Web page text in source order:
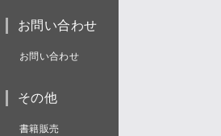
お問い合わせ
お問い合わせ
その他
書籍販売